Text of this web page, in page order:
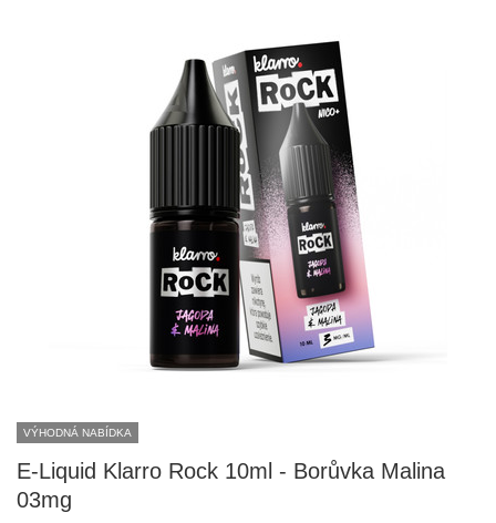
VÝHODNÁ NABÍDKA
E-Liquid Klarro Rock 10ml - Borůvka Malina
03mg